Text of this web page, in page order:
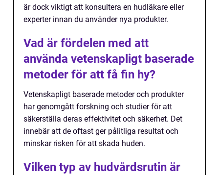
är dock viktigt att konsultera en hudläkare eller
experter innan du använder nya produkter.
Vad är fördelen med att
använda vetenskapligt baserade
metoder för att få fin hy?
Vetenskapligt baserade metoder och produkter
har genomgått forskning och studier för att
säkerställa deras effektivitet och säkerhet. Det
innebär att de oftast ger pålitliga resultat och
minskar risken för att skada huden.
Vilken typ av hudvårdsrutin är